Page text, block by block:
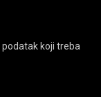
koji treba